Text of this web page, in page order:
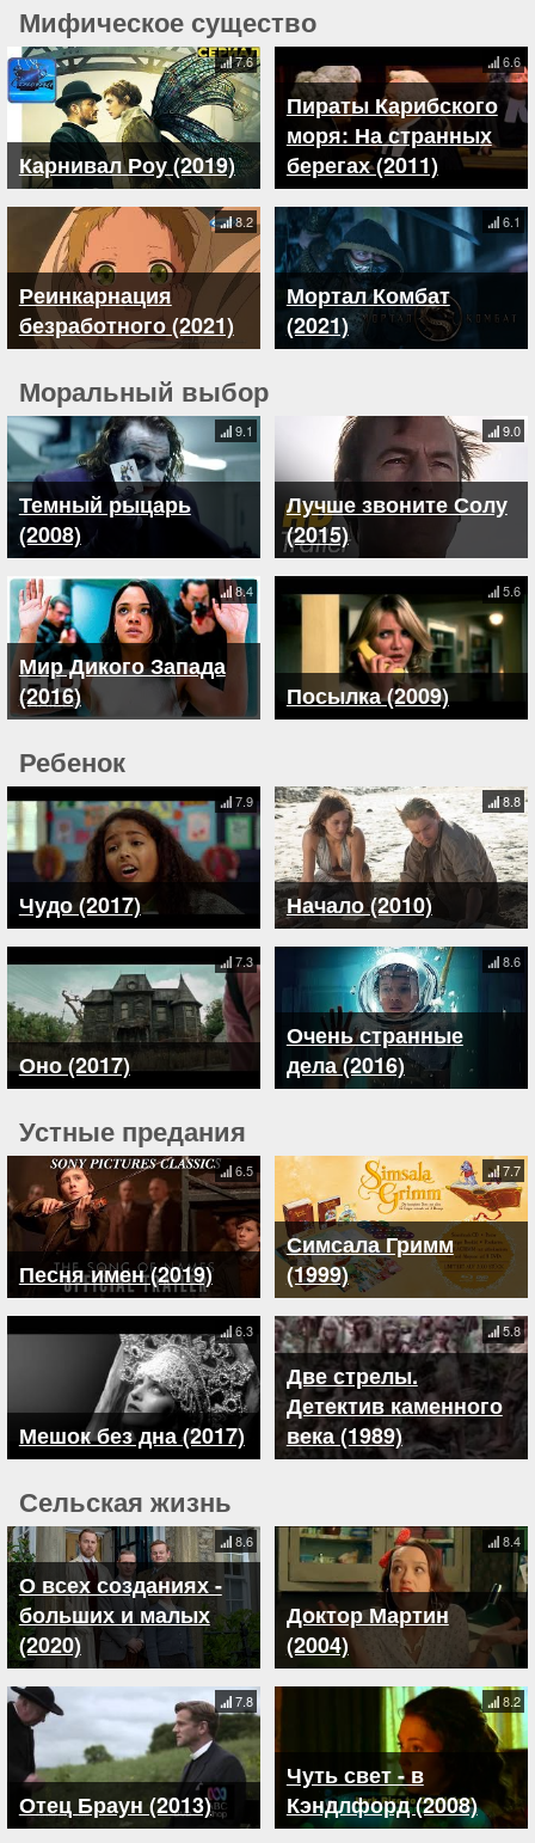
Мифическое существо
Карнивал Роу (2019)
7.6
Пираты Карибского
моря: На странных
берегах (2011)
6.6
Реинкарнация
безработного (2021)
8.2
Мортал Комбат
(2021)
6.1
Моральный выбор
Темный рыцарь
(2008)
9.1
Лучше звоните Солу
(2015)
9.0
Мир Дикого Запада
(2016)
8.4
Посылка (2009)
5.6
Ребенок
Чудо (2017)
7.9
Начало (2010)
8.8
Оно (2017)
7.3
Очень странные
дела (2016)
8.6
Устные предания
Песня имен (2019)
6.5
Симсала Гримм
(1999)
7.7
Мешок без дна (2017)
6.3
Две стрелы.
Детектив каменного
века (1989)
5.8
Сельская жизнь
О всех созданиях -
больших и малых
(2020)
8.6
Доктор Мартин
(2004)
8.4
Отец Браун (2013)
7.8
Чуть свет - в
Кэндлфорд (2008)
8.2